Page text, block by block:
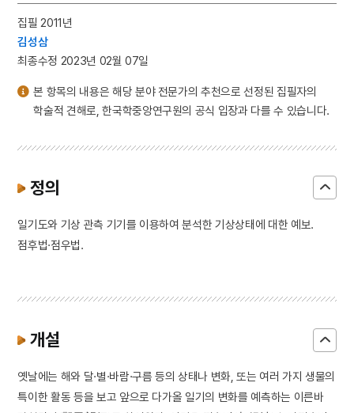
집필 2011년
김성삼
최종수정 2023년 02월 07일
본 항목의 내용은 해당 분야 전문가의 추천으로 선정된 집필자의
학술적 견해로, 한국학중앙연구원의 공식 입장과 다를 수 있습니다.
정의
일기도와 기상 관측 기기를 이용하여 분석한 기상상태에 대한 예보.
점후법·점우법.
개설
옛날에는 해와 달·별·바람·구름 등의 상태나 변화, 또는 여러 가지 생물의
특이한 활동 등을 보고 앞으로 다가올 일기의 변화를 예측하는 이른바